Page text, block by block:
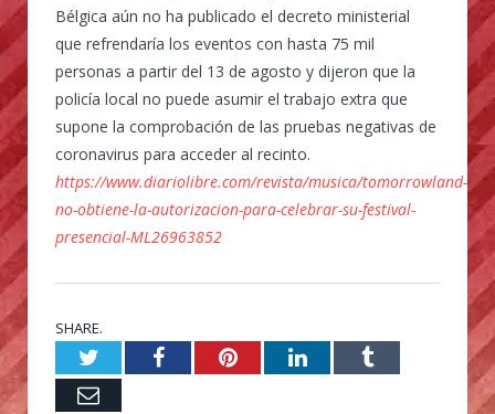
Bélgica aún no ha publicado el decreto ministerial
que refrendaría los eventos con hasta 75 mil
personas a partir del 13 de agosto y dijeron que la
policía local no puede asumir el trabajo extra que
supone la comprobación de las pruebas negativas de
coronavirus para acceder al recinto.
https://www.diariolibre.com/revista/musica/tomorrowland-
no-obtiene-la-autorizacion-para-celebrar-su-festival-
presencial-ML26963852
SHARE.
TwitterFacebookPinterestLinkedInTumblr
Email